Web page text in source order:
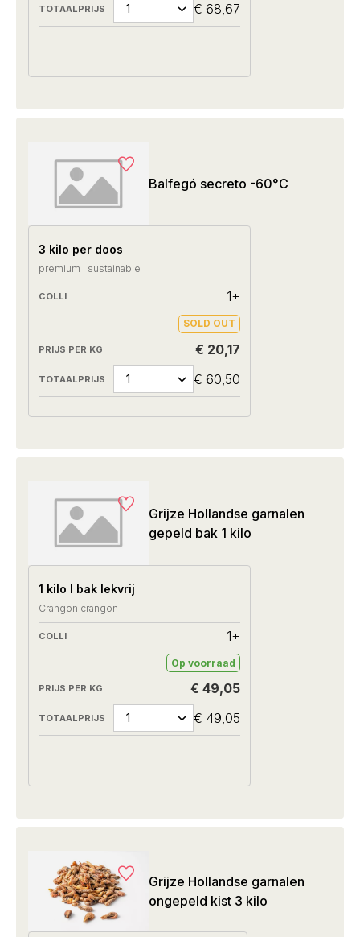
€ 68,67
Balfegó secreto -60°C
3 kilo per doos
premium I sustainable
1+
SOLD OUT
€ 20,17
€ 60,50
Grijze Hollandse garnalen
gepeld bak 1 kilo
1 kilo I bak lekvrij
Crangon crangon
1+
Op voorraad
€ 49,05
€ 49,05
Grijze Hollandse garnalen
ongepeld kist 3 kilo